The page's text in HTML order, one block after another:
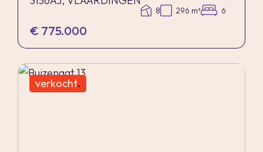
8 296 m² 6
€ 775.000
verkocht.